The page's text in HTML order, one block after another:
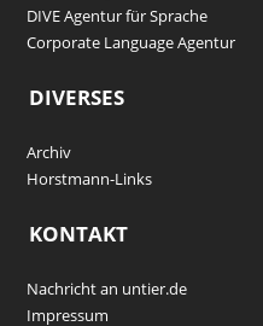
DIVE Agentur für Sprache
Corporate Language Agentur
DIVERSES
Archiv
Horstmann-Links
KONTAKT
Nachricht an untier.de
Impressum